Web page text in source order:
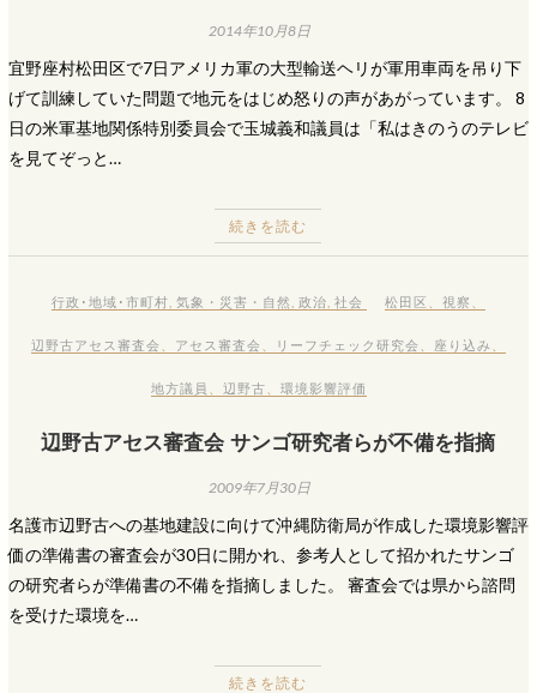
2014年10月8日
宜野座村松田区で7日アメリカ軍の大型輸送ヘリが軍用車両を吊り下
げて訓練していた問題で地元をはじめ怒りの声があがっています。 8
日の米軍基地関係特別委員会で玉城義和議員は「私はきのうのテレビ
を見てぞっと…
続きを読む
行政･地域･市町村 気象・災害・自然 政治 社会 松田区 視察
辺野古アセス審査会 アセス審査会 リーフチェック研究会 座り込み
地方議員 、辺野古 、環境影響評価
辺野古アセス審査会 サンゴ研究者らが不備を指摘
2009年7月30日
名護市辺野古への基地建設に向けて沖縄防衛局が作成した環境影響評
価の準備書の審査会が30日に開かれ、参考人として招かれたサンゴ
の研究者らが準備書の不備を指摘しました。 審査会では県から諮問
を受けた環境を…
続きを読む